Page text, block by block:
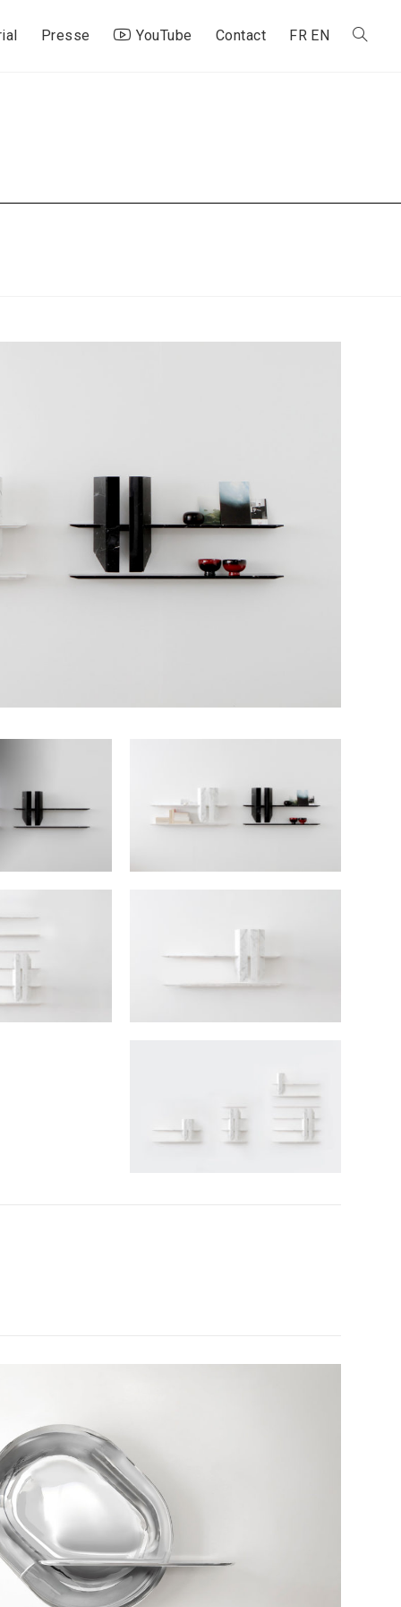
Presse YouTube Contact FR EN Toggle